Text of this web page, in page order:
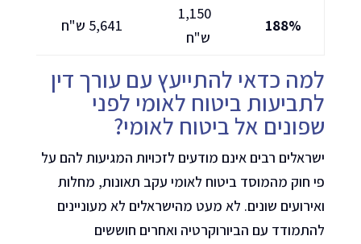
188%
1,150
ש"ח
5,641 ש"ח
למה כדאי להתייעץ עם עורך דין
לתביעות ביטוח לאומי לפני
שפונים אל ביטוח לאומי?
ישראלים רבים אינם מודעים לזכויות המגיעות להם על
פי חוק מהמוסד ביטוח לאומי עקב תאונות, מחלות
ואירועים שונים. לא מעט מהישראלים לא מעוניינים
להתמודד עם הביורוקרטיה ואחרים חוששים